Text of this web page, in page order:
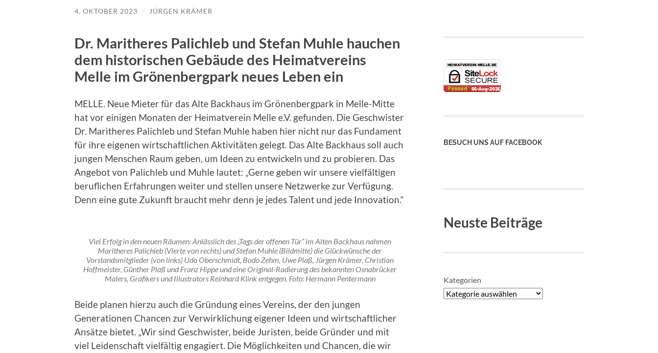
4. OKTOBER 2023 / JÜRGEN KRÄMER
Dr. Maritheres Palichleb und Stefan Muhle hauchen
dem historischen Gebäude des Heimatvereins
Melle im Grönenbergpark neues Leben ein
MELLE. Neue Mieter für das Alte Backhaus im Grönenbergpark in Melle-Mitte
hat vor einigen Monaten der Heimatverein Melle e.V. gefunden. Die Geschwister
Dr. Maritheres Palichleb und Stefan Muhle haben hier nicht nur das Fundament
für ihre eigenen wirtschaftlichen Aktivitäten gelegt. Das Alte Backhaus soll auch
jungen Menschen Raum geben, um Ideen zu entwickeln und zu probieren. Das
Angebot von Palichleb und Muhle lautet: „Gerne geben wir unsere vielfältigen
beruflichen Erfahrungen weiter und stellen unsere Netzwerke zur Verfügung.
Denn eine gute Zukunft braucht mehr denn je jedes Talent und jede Innovation.“
Viel Erfolg in den neuen Räumen: Anlässlich des „Tags der offenen Tür“ im Alten Backhaus nahmen
Maritheres Palichleb (Vierte von rechts) und Stefan Muhle (Bildmitte) die Glückwünsche der
Vorstandsmitglieder (von links) Udo Oberschmidt, Bodo Zehm, Uwe Plaß, Jürgen Krämer, Christian
Hoffmeister, Günther Plaß und Franz Hippe und eine Original-Radierung des bekannten Osnabrücker
Malers, Grafikers und Illustrators Reinhard Klink entgegen. Foto: Hermann Pentermann
Beide planen hierzu auch die Gründung eines Vereins, der den jungen
Generationen Chancen zur Verwirklichung eigener Ideen und wirtschaftlicher
Ansätze bietet. „Wir sind Geschwister, beide Juristen, beide Gründer und mit
viel Leidenschaft vielfältig engagiert. Die Möglichkeiten und Chancen, die wir
BESUCH UNS AUF FACEBOOK
Neuste Beiträge
Kategorien